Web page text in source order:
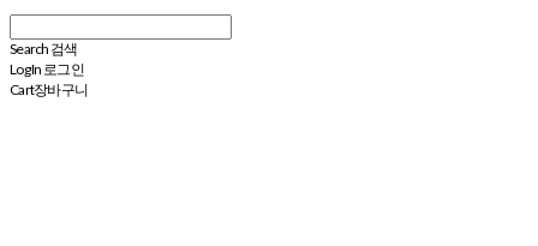
Search 검색
Log In 로그인
Cart장바구니